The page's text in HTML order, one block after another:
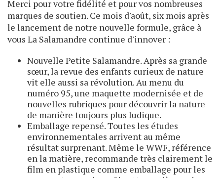
Merci pour votre fidélité et pour vos nombreuses
marques de soutien. Ce mois d'août, six mois après
le lancement de notre nouvelle formule, grâce à
vous La Salamandre continue d'innover :
Nouvelle Petite Salamandre. Après sa grande
sœur, la revue des enfants curieux de nature
vit elle aussi sa révolution. Au menu du
numéro 95, une maquette modernisée et de
nouvelles rubriques pour découvrir la nature
de manière toujours plus ludique.
Emballage repensé. Toutes les études
environnementales arrivent au même
résultat surprenant. Même le WWF, référence
en la matière, recommande très claire­ment le
film en plastique comme emballage pour les